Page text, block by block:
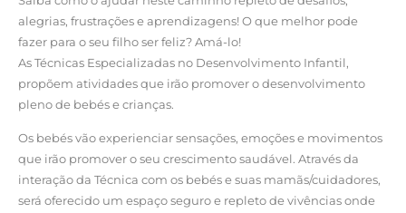
alegrias, frustrações e aprendizagens! O que melhor pode
fazer para o seu filho ser feliz? Amá-lo!
As Técnicas Especializadas no Desenvolvimento Infantil,
propõem atividades que irão promover o desenvolvimento
pleno de bebés e crianças.
Os bebés vão experienciar sensações, emoções e movimentos
que irão promover o seu crescimento saudável. Através da
interação da Técnica com os bebés e suas mamãs/cuidadores,
será oferecido um espaço seguro e repleto de vivências onde